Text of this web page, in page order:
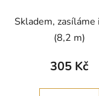
Skladem, zasíláme
(8,2 m)
305 Kč